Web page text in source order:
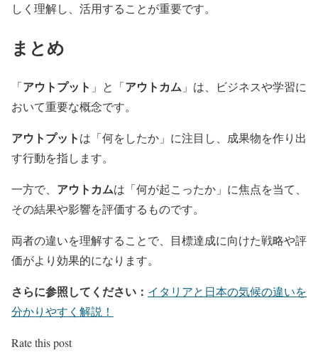
しく理解し、活用することが重要です。
まとめ
「アウトプット 」と「アウトカム 」は、ビジネスや学習に
おいて重要な概念です。
アウトプットは「何をしたか」に注目し、成果物を作り出
す行動を指します。
一方で、 アウトカムは「何が起こったか」に焦点を当て、
その結果や影響を評価するものです。
両者の違いを理解することで、目標達成に向けた戦略や評
価がより効果的になります。
さらに参照してください： イタリアと日本の気候の違いを
分かりやすく解説！
Rate this post